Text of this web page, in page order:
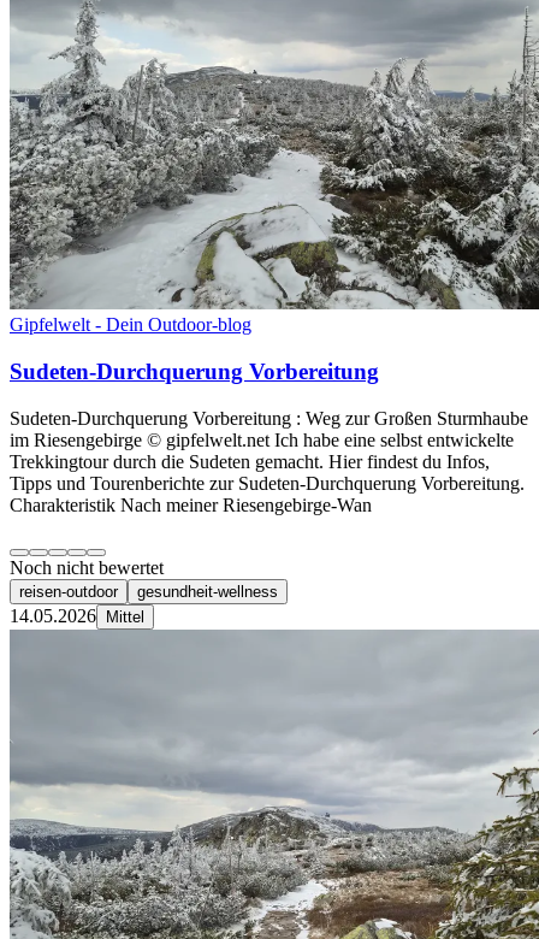
Gipfelwelt - Dein Outdoor-blog
Sudeten-Durchquerung Vorbereitung
Sudeten-Durchquerung Vorbereitung : Weg zur Großen Sturmhaube
im Riesengebirge © gipfelwelt.net Ich habe eine selbst entwickelte
Trekkingtour durch die Sudeten gemacht. Hier findest du Infos,
Tipps und Tourenberichte zur Sudeten-Durchquerung Vorbereitung.
Charakteristik Nach meiner Riesengebirge-Wan
Noch nicht bewertet
reisen-outdoor gesundheit-wellness
14.05.2026 Mittel